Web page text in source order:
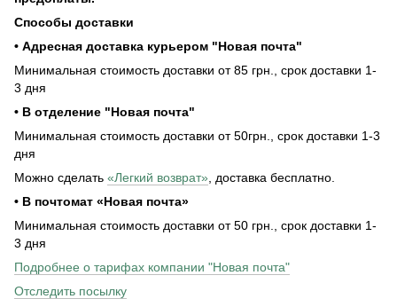
Способы доставки
• Адресная доставка курьером "Новая почта"
Минимальная стоимость доставки от 85 грн., срок доставки 1-
3 дня
• В отделение "Новая почта"
Минимальная стоимость доставки от 50грн., срок доставки 1-3
дня
Можно сделать «Легкий возврат» , доставка бесплатно.
• В почтомат «Новая почта»
Минимальная стоимость доставки от 50 грн., срок доставки 1-
3 дня
Подробнее о тарифах компании "Новая почта"
Отследить посылку